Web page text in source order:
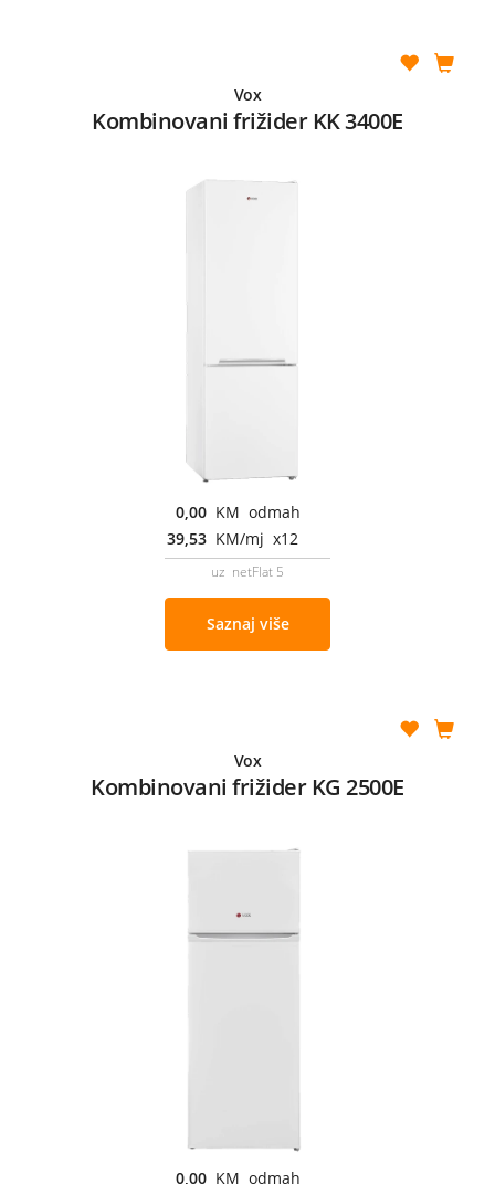
Vox
Kombinovani frižider KK 3400E
0,00 KM odmah
39,53 KM/mj x12
uz netFlat 5
Saznaj više
Vox
Kombinovani frižider KG 2500E
0,00 KM odmah